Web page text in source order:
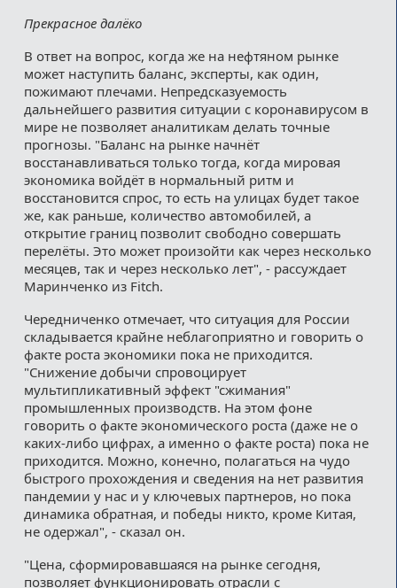
Прекрасное далёко
В ответ на вопрос, когда же на нефтяном рынке
может наступить баланс, эксперты, как один,
пожимают плечами. Непредсказуемость
дальнейшего развития ситуации с коронавирусом в
мире не позволяет аналитикам делать точные
прогнозы. "Баланс на рынке начнёт
восстанавливаться только тогда, когда мировая
экономика войдёт в нормальный ритм и
восстановится спрос, то есть на улицах будет такое
же, как раньше, количество автомобилей, а
открытие границ позволит свободно совершать
перелёты. Это может произойти как через несколько
месяцев, так и через несколько лет", - рассуждает
Маринченко из Fitch.
Чередниченко отмечает, что ситуация для России
складывается крайне неблагоприятно и говорить о
факте роста экономики пока не приходится.
"Снижение добычи спровоцирует
мультипликативный эффект "сжимания"
промышленных производств. На этом фоне
говорить о факте экономического роста (даже не о
каких-либо цифрах, а именно о факте роста) пока не
приходится. Можно, конечно, полагаться на чудо
быстрого прохождения и сведения на нет развития
пандемии у нас и у ключевых партнеров, но пока
динамика обратная, и победы никто, кроме Китая,
не одержал", - сказал он.
"Цена, сформировавшаяся на рынке сегодня,
позволяет функционировать отрасли с